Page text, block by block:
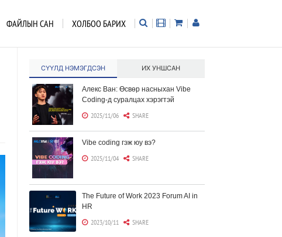
ФАЙЛЫН САН ХОЛБОО БАРИХ
СҮҮЛД НЭМЭГДСЭН ИХ УНШСАН
Алекс Ван: Өсвөр насныхан Vibe
Coding-д суралцах хэрэгтэй
2025/11/06 SHARE
Vibe coding гэж юу вэ?
2025/11/04 SHARE
The Future of Work 2023 Forum AI in
HR
2023/10/11 SHARE